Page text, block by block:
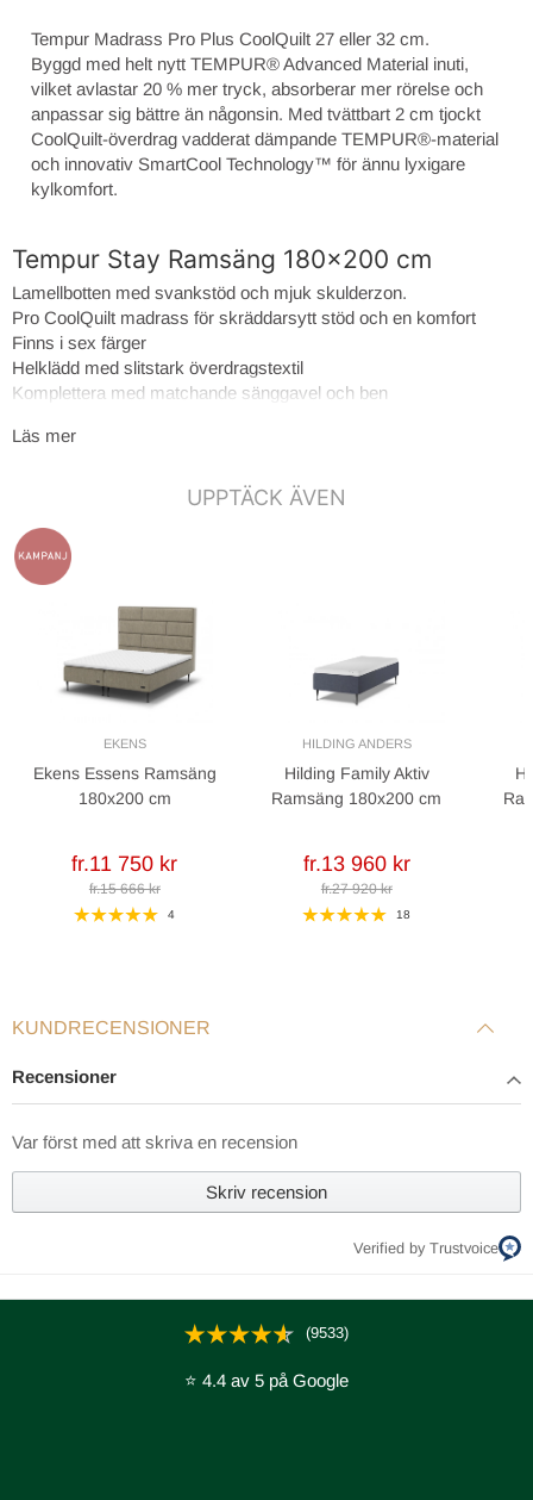
Tempur Madrass Pro Plus CoolQuilt 27 eller 32 cm.
Byggd med helt nytt TEMPUR® Advanced Material inuti,
vilket avlastar 20 % mer tryck, absorberar mer rörelse och
anpassar sig bättre än någonsin. Med tvättbart 2 cm tjockt
CoolQuilt-överdrag vadderat dämpande TEMPUR®-material
och innovativ SmartCool Technology™️ för ännu lyxigare
kylkomfort.
Tempur Stay Ramsäng 180x200 cm
Lamellbotten med svankstöd och mjuk skulderzon.
Pro CoolQuilt madrass för skräddarsytt stöd och en komfort
Finns i sex färger
Helklädd med slitstark överdragstextil
Komplettera med matchande sänggavel och ben
10 års garanti på sängramen
Läs mer
UPPTÄCK ÄVEN
EKENS
Ekens Essens Ramsäng
180x200 cm
fr.11 750 kr
fr.15 666 kr
4
HILDING ANDERS
Hilding Family Aktiv
Ramsäng 180x200 cm
fr.13 960 kr
fr.27 920 kr
18
KUNDRECENSIONER
Recensioner
Var först med att skriva en recension
Skriv recension
Verified by Trustvoice
(9533)
⭐ 4.4 av 5 på Google